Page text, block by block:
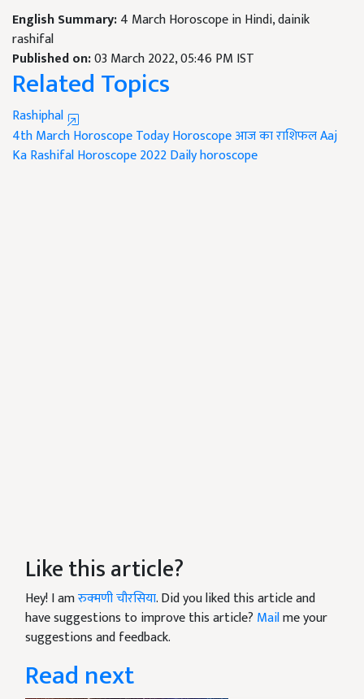
English Summary:4 March Horoscope in Hindi, dainik
rashifal
Published on:03 March 2022, 05:46 PM IST
Related Topics
Rashiphal
4th March HoroscopeToday Horoscopeआज का राशिफलAaj
Ka RashifalHoroscope 2022Daily horoscope
Like this article?
Hey! I amरुक्मणी चौरसिया. Did you liked this article and
have suggestions to improve this article? Mailme your
suggestions and feedback.
Read next